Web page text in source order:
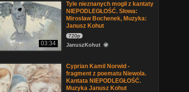
03:34
Tyle nieznanych mogił z kantaty
NIEPODLEGŁOŚĆ. Słowa:
Mirosław Bochenek, Muzyka:
Janusz Kohut
720p
JanuszKohut
Cyprian Kamil Norwid -
fragment z poematu Niewola.
Kantata NIEPODLEGŁOŚĆ.
Muzyka Janusz Kohut